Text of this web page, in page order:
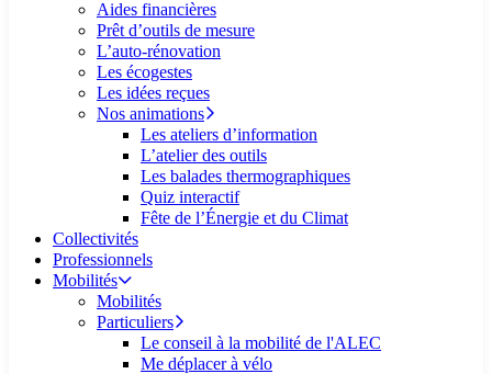
Aides financières
Prêt d’outils de mesure
L’auto-rénovation
Les écogestes
Les idées reçues
Nos animations
Les ateliers d’information
L’atelier des outils
Les balades thermographiques
Quiz interactif
Fête de l’Énergie et du Climat
Collectivités
Professionnels
Mobilités
Mobilités
Particuliers
Le conseil à la mobilité de l'ALEC
Me déplacer à vélo